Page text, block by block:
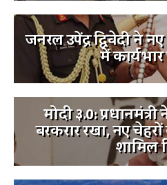
जनरल उपेंद्र द्विवेदी ने
में
मोदी ३.0:
बरकरार रखा, नए
शामिल